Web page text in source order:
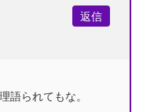
返信
語られてもな。